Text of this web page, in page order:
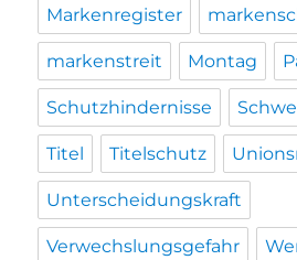
Markenregister
markenstreit Montag
Schutzhindernisse
Titel Titelschutz
Unterscheidungskraft
Verwechslungsgefahr